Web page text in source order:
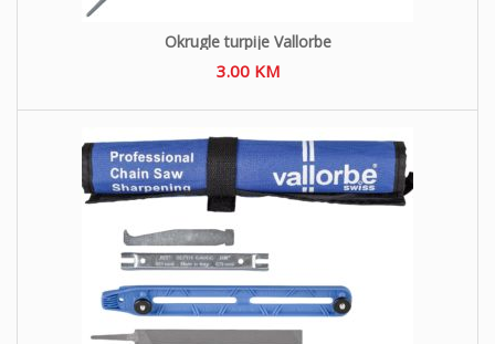
Okrugle turpije Vallorbe
3.00 KM